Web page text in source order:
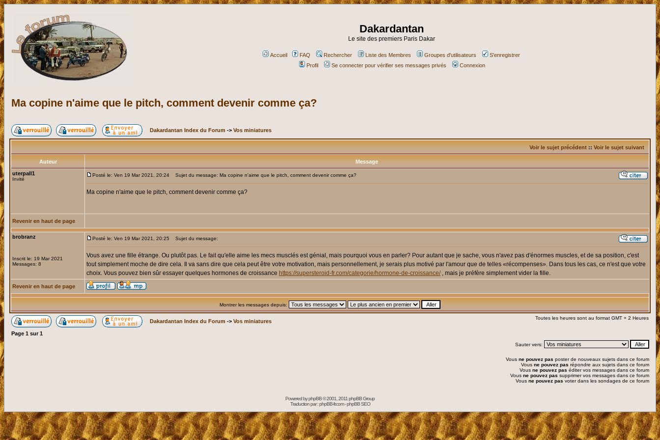
Dakardantan
Le site des premiers Paris Dakar
Accueil FAQ Rechercher Liste des Membres Groupes d'utilisateurs
S'enregistrer
Profil
Se connecter pour vérifier ses messages privés Connexion
Ma copine n'aime que le pitch, comment devenir comme ça?
Dakardantan Index du Forum -> Vos miniatures
Voir le sujet précédent :: Voir le sujet suivant
Auteur
Message
uterpall1
Invité
Posté le: Ven 19 Mar 2021, 20:24 Sujet du message: Ma copine n'aime que le pitch, comment devenir comme ça?
Ma copine n'aime que le pitch, comment devenir comme ça?
Revenir en haut de page
brobranz
Inscrit le: 19 Mar 2021
Messages: 8
Posté le: Ven 19 Mar 2021, 20:25 Sujet du message:
Vous avez une fille étrange. Ou plutôt pas. Le fait qu'elle aime les mecs musclés est génial, mais pourquoi vous en parler? Pour autant que je sache, vous n'avez pas d'énormes muscles, et de sa position, c'est
tout simplement moche de dire cela. Il va sans dire que cela peut être votre motivation, mais personnellement, je serais plus motivé par l'amour que de telles «récompenses». Dans tous les cas, ce n'est que votre
choix. Vous pouvez bien sûr essayer quelques hormones de croissance https://supersteroid-fr.com/categorie/hormone-de-croissance/, mais je préfère simplement vider la fille.
Revenir en haut de page
Montrer les messages depuis:
Dakardantan Index du Forum -> Vos miniatures
Toutes les heures sont au format GMT + 2 Heures
Page 1 sur1
Sauter vers:
Vous ne pouvez pas poster de nouveaux sujets dans ce forum
Vous ne pouvez pas répondre aux sujets dans ce forum
Vous ne pouvez pas éditer vos messages dans ce forum
Vous ne pouvez pas supprimer vos messages dans ce forum
Vous ne pouvez pas voter dans les sondages de ce forum
Powered byphpBB© 2001, 2011 phpBB Group
Traduction par :phpBB-fr.com-phpBB SEO